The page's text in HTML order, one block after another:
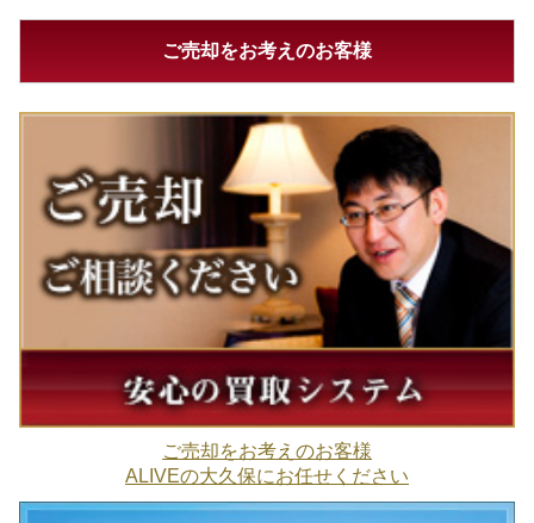
ご売却をお考えのお客様
ご売却をお考えのお客様
ALIVEの大久保にお任せください